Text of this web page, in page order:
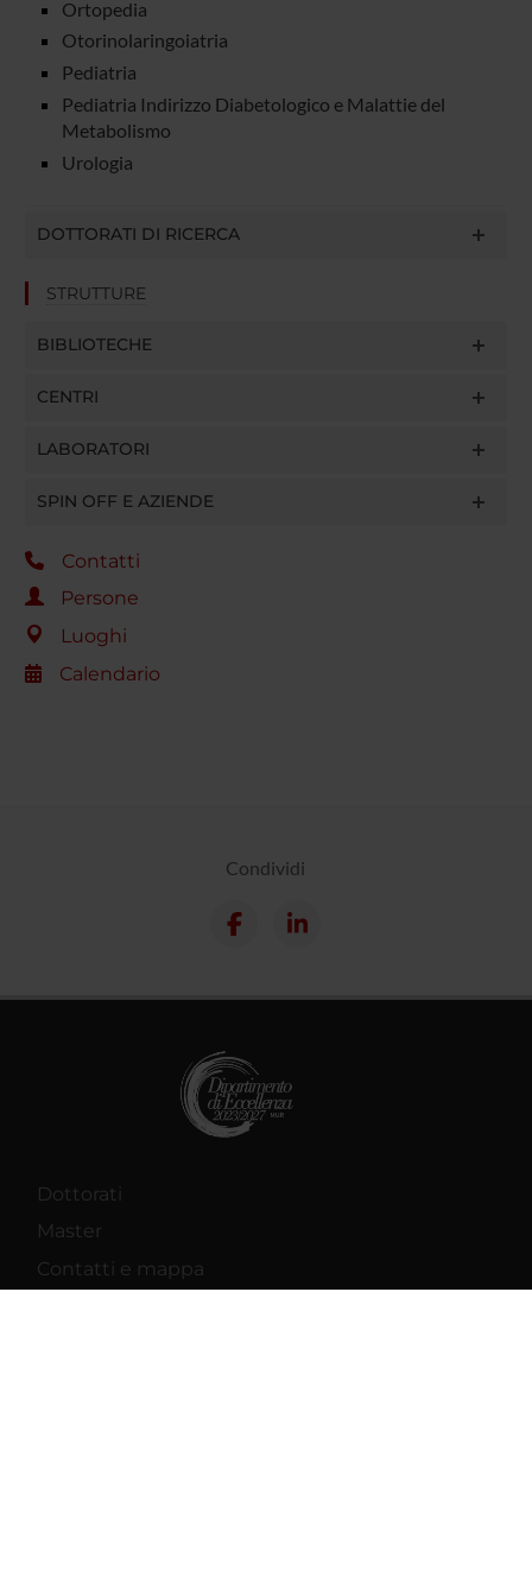
Ortopedia
Otorinolaringoiatria
Pediatria
Pediatria Indirizzo Diabetologico e Malattie del
Metabolismo
Urologia
DOTTORATI DI RICERCA
STRUTTURE
BIBLIOTECHE
CENTRI
LABORATORI
SPIN OFF E AZIENDE
Contatti
Persone
Luoghi
Calendario
Condividi
Dottorati
Master
Contatti e mappa